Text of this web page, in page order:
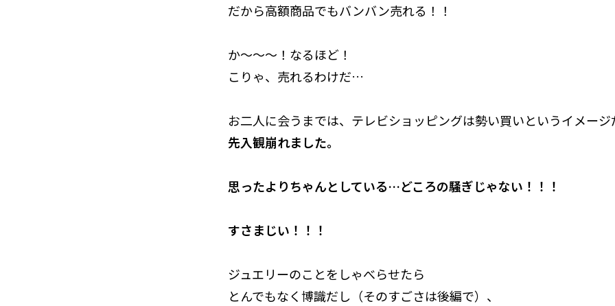
だから高額商品でもバンバン売れる！！
か～～～！なるほど！
こりゃ、売れるわけだ…
お二人に会うまでは、テレビショッピングは勢い買いというイメー
先入観崩れました。
思ったよりちゃんとしている…どころの騒ぎじゃない！！！
すさまじい！！！
ジュエリーのことをしゃべらせたら
とんでもなく博識だし（そのすごさは後編で）、